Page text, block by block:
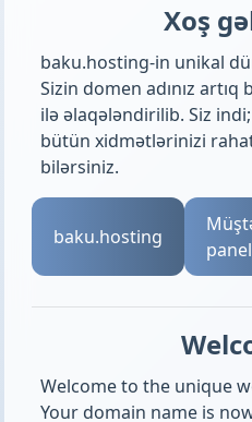
Xoş
baku.hosting-in unikal
Sizin domen adınız
ilə əlaqələndirilib. Siz
bütün xidmətlərinizi
bilərsiniz.
baku.hosting
Welcome to the unique
Your domain name is